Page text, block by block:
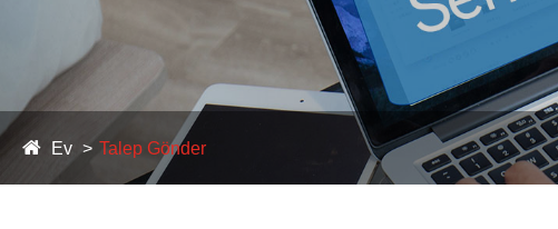
Ev Talep Gönder